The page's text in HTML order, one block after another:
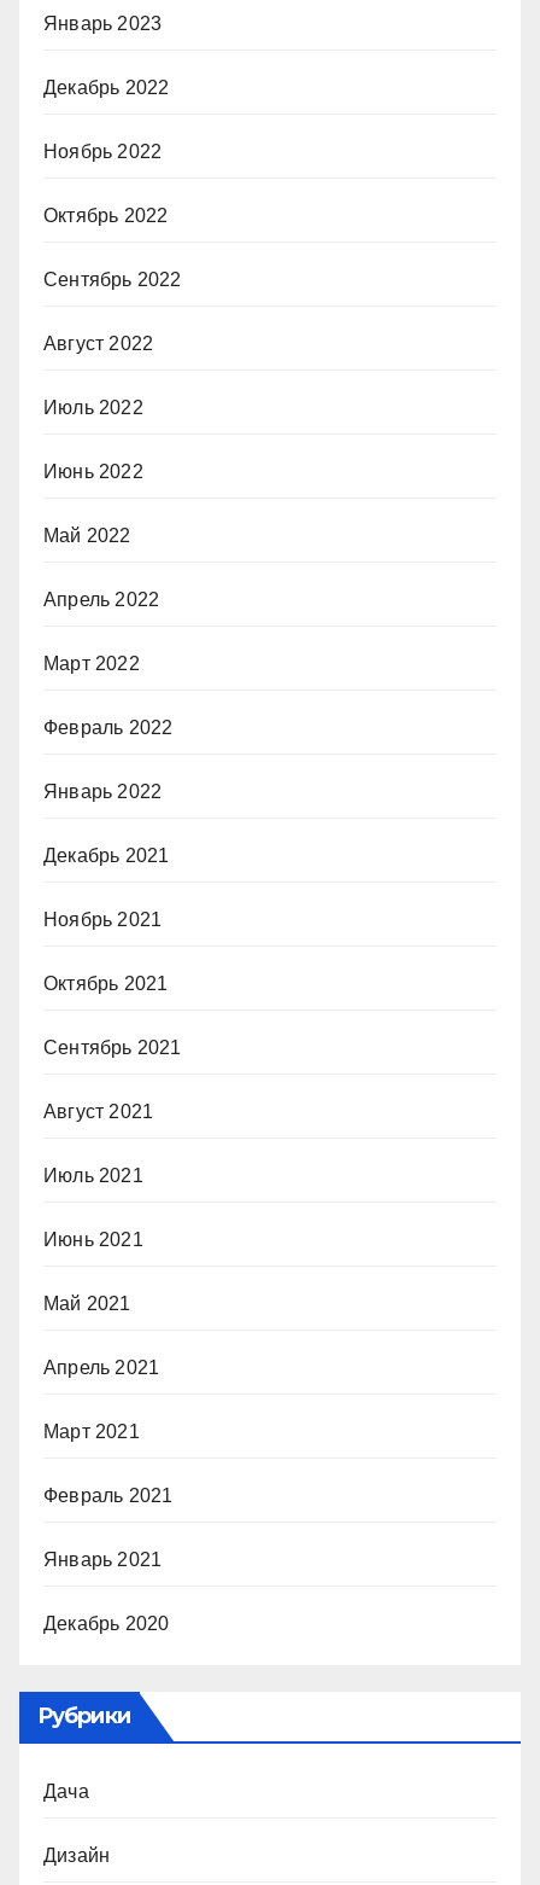
Январь 2023
Декабрь 2022
Ноябрь 2022
Октябрь 2022
Сентябрь 2022
Август 2022
Июль 2022
Июнь 2022
Май 2022
Апрель 2022
Март 2022
Февраль 2022
Январь 2022
Декабрь 2021
Ноябрь 2021
Октябрь 2021
Сентябрь 2021
Август 2021
Июль 2021
Июнь 2021
Май 2021
Апрель 2021
Март 2021
Февраль 2021
Январь 2021
Декабрь 2020
Рубрики
Дача
Дизайн